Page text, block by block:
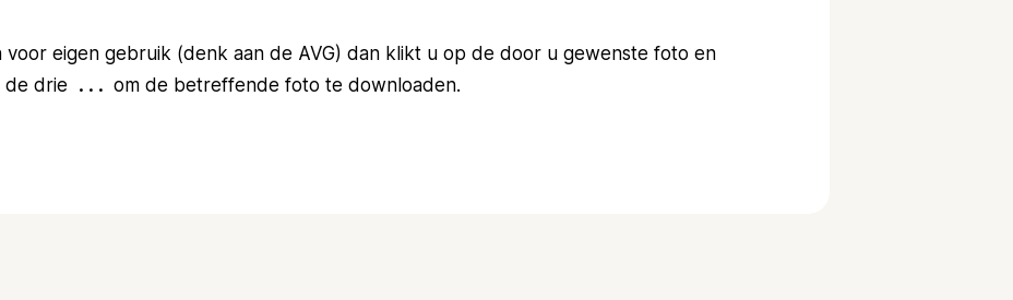
eigen gebruik (denk aan de AVG) dan klikt u op de door u gewenste foto en
de drie . . . om de betreffende foto te downloaden.